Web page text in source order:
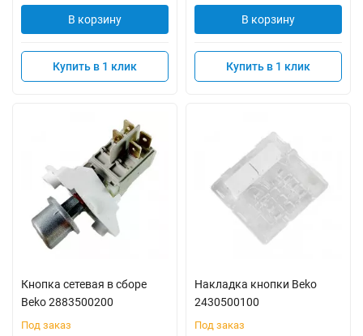
В корзину
Купить в 1 клик
В корзину
Купить в 1 клик
Кнопка сетевая в сборе
Beko 2883500200
Под заказ
Накладка кнопки Beko
2430500100
Под заказ